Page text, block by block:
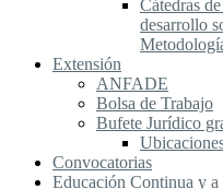
Cátedras
desarrollo
Extensión
ANFADE
Bolsa de Trabajo
Bufete Jurídico
Convocatorias
Educación Continua y a